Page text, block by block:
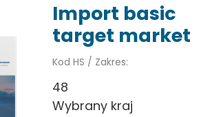
Import basic
target market
Kod HS / Zakres:
48
Wybrany kraj